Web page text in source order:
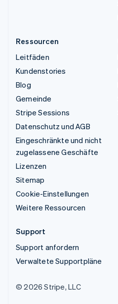
Ressourcen
Leitfäden
Kundenstories
Blog
Gemeinde
Stripe Sessions
Datenschutz und AGB
Eingeschränkte und nicht
zugelassene Geschäfte
Lizenzen
Sitemap
Cookie-Einstellungen
Weitere Ressourcen
Support
Support anfordern
Verwaltete Supportpläne
© 2026 Stripe, LLC